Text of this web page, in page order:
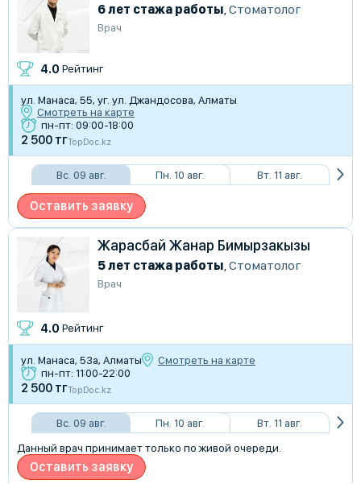
6 лет стажа работы Стоматолог
Врач
4.0 Рейтинг
ул. Манаса, 55, уг. ул. Джандосова, Алматы
Смотреть на карте
пн-пт: 09:00-18:00
2 500 тгTopDoc.kz
Вс. 09 авг. Пн. 10 авг. Вт. 11 авг.
Оставить заявку
Жарасбай Жанар Бимырзакызы
5 лет стажа работы,Стоматолог
Врач
4.0 Рейтинг
ул. Манаса, 53а, Алматы
Смотреть на карте
пн-пт: 11:00-22:00
2 500 тгTopDoc.kz
Вс. 09 авг. Пн. 10 авг.
Вт. 11 авг.
Данный врач принимает только по живой очереди.
Оставить заявку